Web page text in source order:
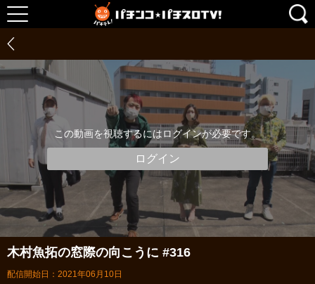
この動画を視聴するにはログインが必要です。
ログイン
木村魚拓の窓際の向こうに #316
配信開始日：2021年06月10日